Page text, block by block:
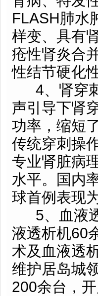
FLASH肺水
样变、具有
疮性肾炎合
性结节硬化
4、肾穿
声引导下肾
功率，缩短
传统穿刺操
专业肾脏病
水平。国内
球首例表现
5、血液
液透析机60
术及血液透
维护居岛城
200余台，